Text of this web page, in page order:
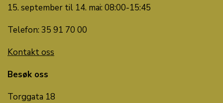
15. september til 14. mai: 08:00-15:45
Telefon: 35 91 70 00
Kontakt oss
Besøk oss
Torggata 18